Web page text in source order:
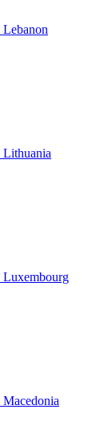
Lebanon
Lithuania
Luxembourg
Macedonia